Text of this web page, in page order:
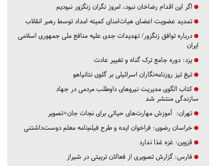
اگر این اقدام رضاخان نبود، امروز نگران زنگزور نبودیم
تمدید عضویت اعضای هیات‌امنای کمیته امداد توسط رهبر انقلاب
درباره توافق زنگزور/ تهدیدات جدی علیه منافع ملی جمهوری اسلامی
ایران
یزد: دوره جامع ترک گناه و تغییر عادت
تیغ تیز روزنامه‌نگاران اسرائیلی بر گلوی نتانیاهو
کتاب الگوی مدیریت نیروهای داوطلب مردمی در جهاد
سازندگی منتشر شد
تهران: آموزش مهارت‌های حیاتی برای نجات جان+تصویر
خراسان رضوی: فراخوان ایده و طرح فیلم‌نامه معلم دوست‌داشتنی
قزوین: غزه غذا ندارد
فارس: گزارش تصویری از فعالان تربیتی در شیراز